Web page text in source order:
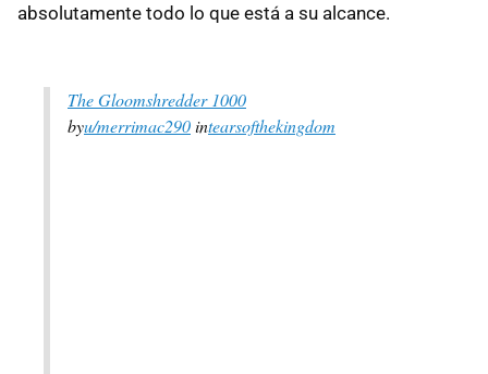
absolutamente todo lo que está a su alcance.
The Gloomshredder 1000
byu/merrimac290intearsofthekingdom